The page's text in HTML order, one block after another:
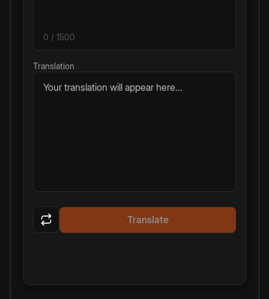
0 / 1500
Translation
Your translation will appear here...
Translate